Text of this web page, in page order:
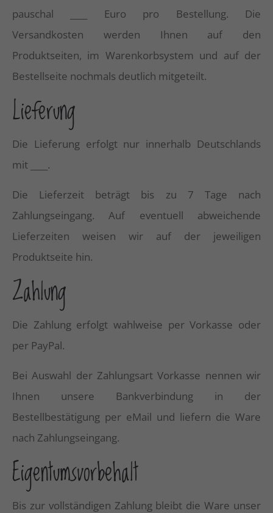
pauschal ____ Euro pro Bestellung. Die
Versandkosten werden Ihnen auf den
Produktseiten, im Warenkorbsystem und auf der
Bestellseite nochmals deutlich mitgeteilt.
Lieferung
Die Lieferung erfolgt nur innerhalb Deutschlands
mit ____.
Die Lieferzeit beträgt bis zu 7 Tage nach
Zahlungseingang. Auf eventuell abweichende
Lieferzeiten weisen wir auf der jeweiligen
Produktseite hin.
Zahlung
Die Zahlung erfolgt wahlweise per Vorkasse oder
per PayPal.
Bei Auswahl der Zahlungsart Vorkasse nennen wir
Ihnen unsere Bankverbindung in der
Bestellbestätigung per eMail und liefern die Ware
nach Zahlungseingang.
Eigentumsvorbehalt
Bis zur vollständigen Zahlung bleibt die Ware unser